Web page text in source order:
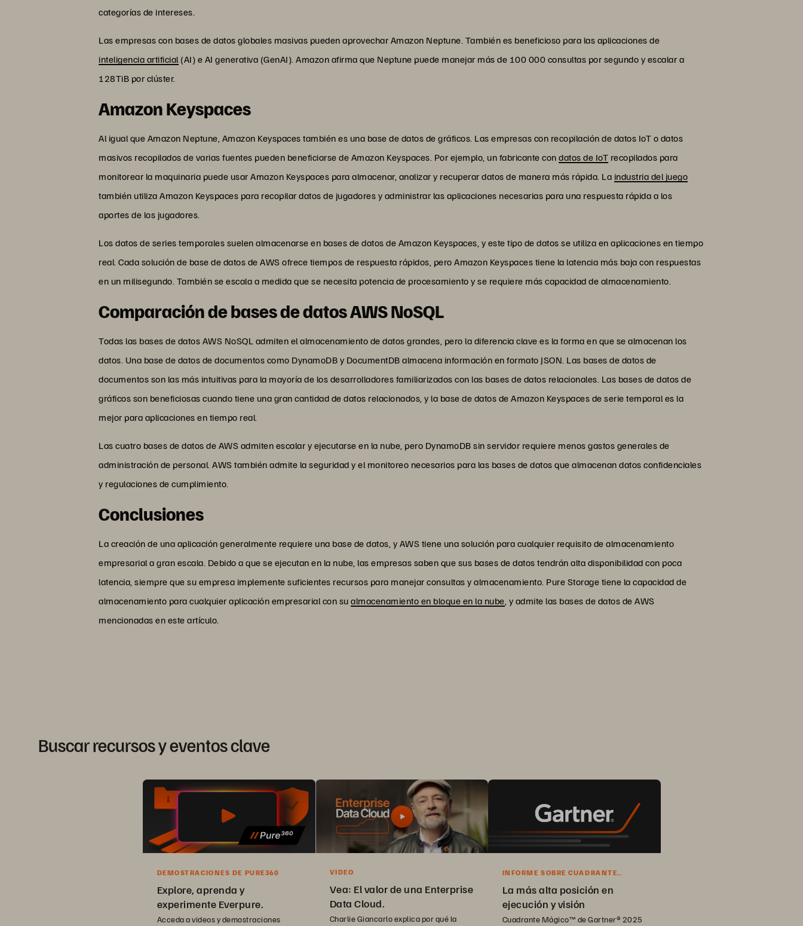
categorías de intereses.
Las empresas con bases de datos globales masivas pueden aprovechar Amazon Neptune. También es beneficioso para las aplicaciones de
inteligencia artificial (AI) e AI generativa (GenAI). Amazon afirma que Neptune puede manejar más de 100 000 consultas por segundo y escalar a
128TiB por clúster.
Amazon Keyspaces
Al igual que Amazon Neptune, Amazon Keyspaces también es una base de datos de gráficos. Las empresas con recopilación de datos IoT o datos
masivos recopilados de varias fuentes pueden beneficiarse de Amazon Keyspaces. Por ejemplo, un fabricante condatos de IoT recopilados para
monitorear la maquinaria puede usar Amazon Keyspaces para almacenar, analizar y recuperar datos de manera más rápida. La industria del juego
también utiliza Amazon Keyspaces para recopilar datos de jugadores y administrar las aplicaciones necesarias para una respuesta rápida a los
aportes de los jugadores.
Los datos de series temporales suelen almacenarse en bases de datos de Amazon Keyspaces, y este tipo de datos se utiliza en aplicaciones en tiempo
real. Cada solución de base de datos de AWS ofrece tiempos de respuesta rápidos, pero Amazon Keyspaces tiene la latencia más baja con respuestas
en un milisegundo. También se escala a medida que se necesita potencia de procesamiento y se requiere más capacidad de almacenamiento.
Comparación de bases de datos AWS NoSQL
Todas las bases de datos AWS NoSQL admiten el almacenamiento de datos grandes, pero la diferencia clave es la forma en que se almacenan los
datos. Una base de datos de documentos como DynamoDB y DocumentDB almacena información en formato JSON. Las bases de datos de
documentos son las más intuitivas para la mayoría de los desarrolladores familiarizados con las bases de datos relacionales. Las bases de datos de
gráficos son beneficiosas cuando tiene una gran cantidad de datos relacionados, y la base de datos de Amazon Keyspaces de serie temporal es la
mejor para aplicaciones en tiempo real.
Las cuatro bases de datos de AWS admiten escalar y ejecutarse en la nube, pero DynamoDB sin servidor requiere menos gastos generales de
administración de personal. AWS también admite la seguridad y el monitoreo necesarios para las bases de datos que almacenan datos confidenciales
y regulaciones de cumplimiento.
Conclusiones
La creación de una aplicación generalmente requiere una base de datos, y AWS tiene una solución para cualquier requisito de almacenamiento
empresarial a gran escala. Debido a que se ejecutan en la nube, las empresas saben que sus bases de datos tendrán alta disponibilidad con poca
latencia, siempre que su empresa implemente suficientes recursos para manejar consultas y almacenamiento. Pure Storage tiene la capacidad de
almacenamiento para cualquier aplicación empresarial con sualmacenamiento en bloque en la nube , y admite las bases de datos de AWS
mencionadas en este artículo.
Buscar recursos y eventos clave
DEMOSTRACIONES DE PURE360
Explore, aprenda y
experimente Everpure.
Acceda a videos y demostraciones
VIDEO
Vea: El valor de una Enterprise
Data Cloud.
Charlie Giancarlo explica por qué la
INFORME SOBRE CUADRANTE
La más alta posición en
ejecución y visión
Cuadrante Mágico™ de Gartner® 2025